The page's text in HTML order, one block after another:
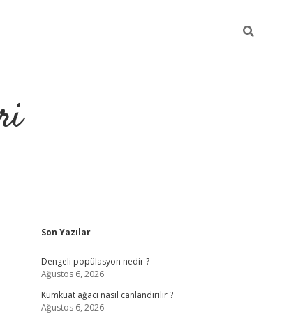
Sidebar
Son Yazılar
Dengeli popülasyon nedir ?
Ağustos 6, 2026
Kumkuat ağacı nasıl canlandırılır ?
Ağustos 6, 2026